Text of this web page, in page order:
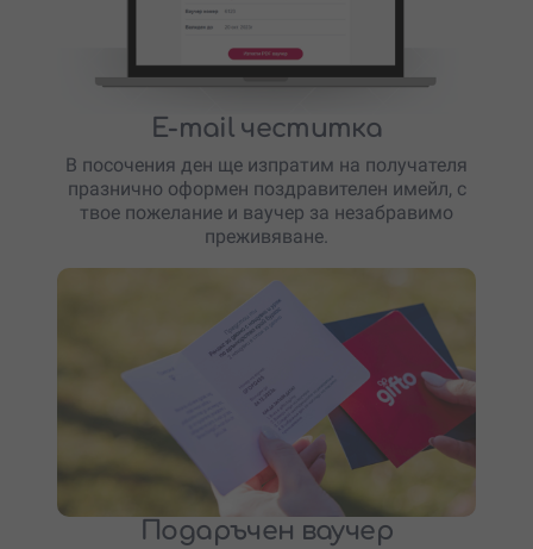
E-mail честитка
В посочения ден ще изпратим на получателя
празнично оформен поздравителен имейл, с
твое пожелание и ваучер за незабравимо
преживяване.
Подаръчен ваучер